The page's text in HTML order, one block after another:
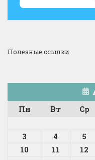
Полезные ссылки
Пн
Вт Ср
3
4 5
10
11 12